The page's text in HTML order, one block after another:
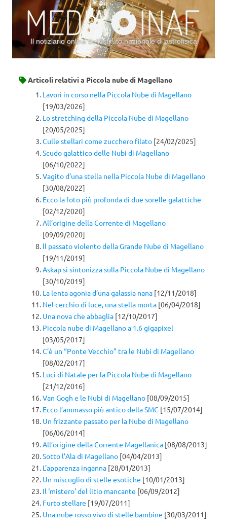
Il notiziario online dell’Istituto nazionale di astrofisica
Articoli relativi a Piccola nube di Magellano
Lavori in corso nella Piccola Nube di Magellano
[19/03/2026]
Lo stretching della Piccola Nube di Magellano
[20/05/2025]
Culle stellari come zucchero filato [24/02/2025]
Scudo galattico delle Nubi di Magellano
[06/10/2022]
Vagito d’una stella nella Piccola Nube di Magellano
[30/08/2022]
Ecco la foto più profonda di due sorelle galattiche
[02/12/2020]
All’origine della Corrente di Magellano
[09/09/2020]
ll passato violento della Grande Nube di Magellano
[19/11/2019]
Askap si sintonizza sulla Piccola Nube di Magellano
[30/10/2019]
La lenta agonia d’una galassia nana [12/11/2018]
Nel cerchio di luce, una stella morta [06/04/2018]
Una nova che abbaglia [12/10/2017]
Piccola nube di Magellano a 1.6 gigapixel
[03/05/2017]
C’è un “Ponte Vecchio” tra le Nubi di Magellano
[08/02/2017]
Luci di Natale per la Piccola Nube di Magellano
[21/12/2016]
Van Gogh e le Nubi di Magellano [08/09/2015]
Ecco l’ammasso più antico della SMC [15/07/2014]
Un frizzante passato per la Nube di Magellano
[06/06/2014]
All’origine della Corrente Magellanica [08/08/2013]
Sotto l’Ala di Magellano [04/04/2013]
L’apparenza inganna [28/01/2013]
Un miscuglio di stelle esotiche [10/01/2013]
Il ‘mistero’ del litio mancante [06/09/2012]
Furto stellare [19/07/2011]
Una nube rosso vivo di stelle bambine [30/03/2011]